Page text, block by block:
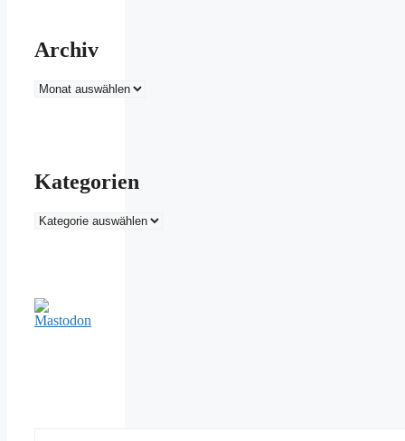
Archiv
Archiv
Kategorien
Kategorien